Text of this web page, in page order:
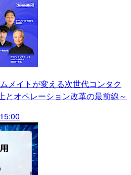
メイトが変える次世代コンタク
とオペレーション改革の最前線～